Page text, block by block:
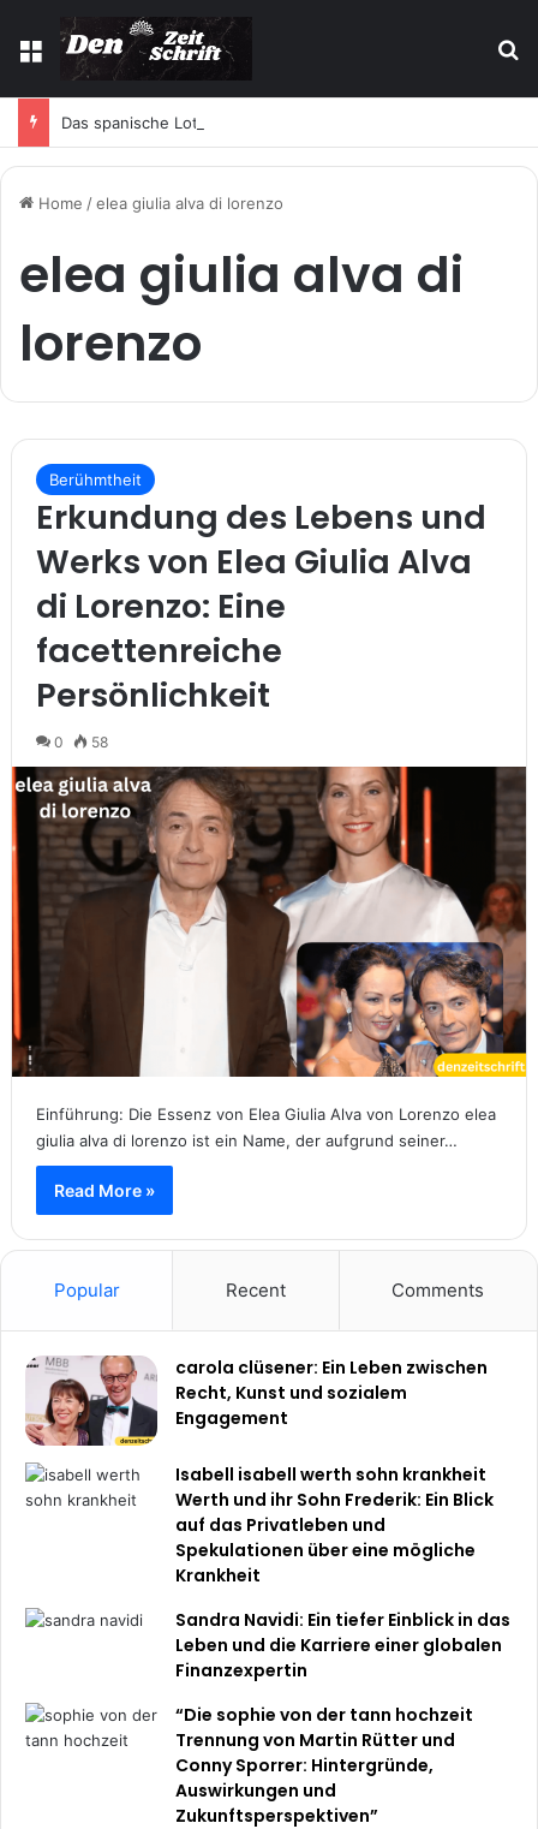
Menu
Home /elea giulia alva di lorenzo
elea giulia alva di
lorenzo
Berühmtheit
Erkundung des Lebens und
Werks von Elea Giulia Alva
di Lorenzo: Eine
facettenreiche
Persönlichkeit
0 58
Einführung: Die Essenz von Elea Giulia Alva von Lorenzo elea
giulia alva di lorenzo ist ein Name, der aufgrund seiner…
Read More »
Popular Recent Comments
carola clüsener: Ein Leben zwischen
Recht, Kunst und sozialem
Engagement
Isabell isabell werth sohn krankheit
Werth und ihr Sohn Frederik: Ein Blick
auf das Privatleben und
Spekulationen über eine mögliche
Krankheit
Sandra Navidi: Ein tiefer Einblick in das
Leben und die Karriere einer globalen
Finanzexpertin
“Die sophie von der tann hochzeit
Trennung von Martin Rütter und
Conny Sporrer: Hintergründe,
Auswirkungen und
Zukunftsperspektiven”